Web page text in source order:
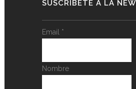
SUSCRÍBETE A LA
Email *
Nombre